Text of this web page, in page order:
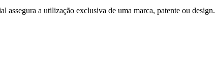
a utilização exclusiva de uma marca, patente ou design.